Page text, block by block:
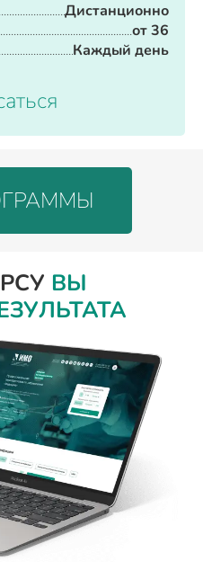
Дистанционно
от 36
Каждый день
ВЫ